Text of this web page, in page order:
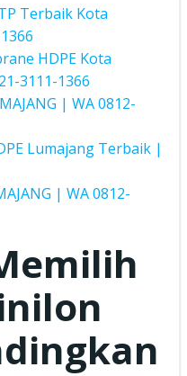
Terbaik Kota
HDPE Kota
3111-1366
| WA 0812-
Lumajang Terbaik |
| WA 0812-